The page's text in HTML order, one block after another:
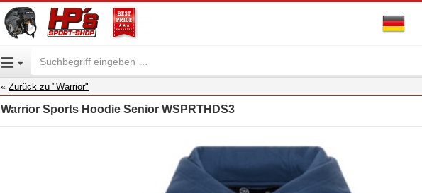
Zurück zu "Warrior"
Warrior Sports Hoodie Senior WSPRTHDS3